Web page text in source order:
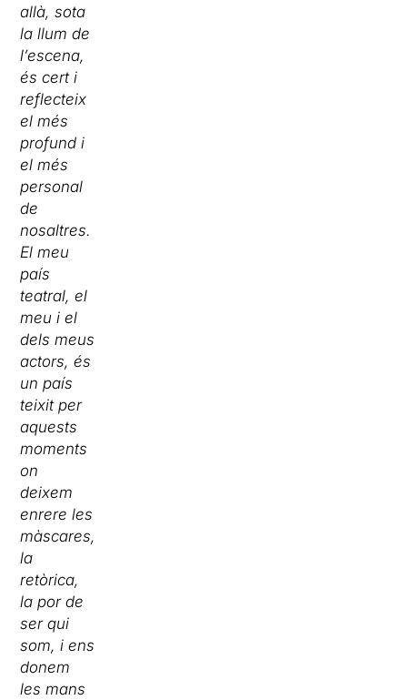
allà, sota
la llum de
l’escena,
és cert i
reflecteix
el més
profund i
el més
personal
de
nosaltres.
El meu
país
teatral, el
meu i el
dels meus
actors, és
un país
teixit per
aquests
moments
on
deixem
enrere les
màscares,
la
retòrica,
la por de
ser qui
som, i ens
donem
les mans